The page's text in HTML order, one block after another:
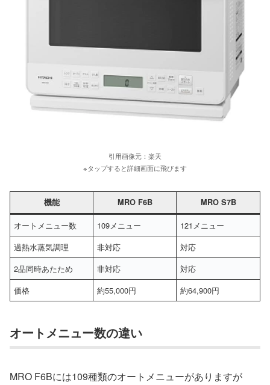
引用画像元：楽天
※タップすると詳細画面に飛びます
機能 MRO F6B MRO S7B
オートメニュー数 109メニュー
121メニュー
過熱水蒸気調理
非対応
対応
2品同時あたため
非対応
対応
価格
約55,000円 約64,900円
オートメニュー数の違い
MRO F6Bには109種類のオートメニューがありますが